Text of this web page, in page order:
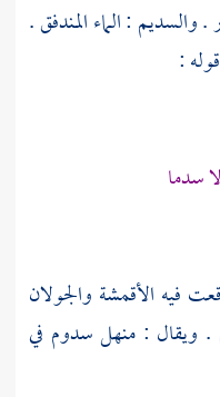
: الماء المندفق .
:
سدما
فيه الأقمشة والجولان
ويقال : منهل سدوم في